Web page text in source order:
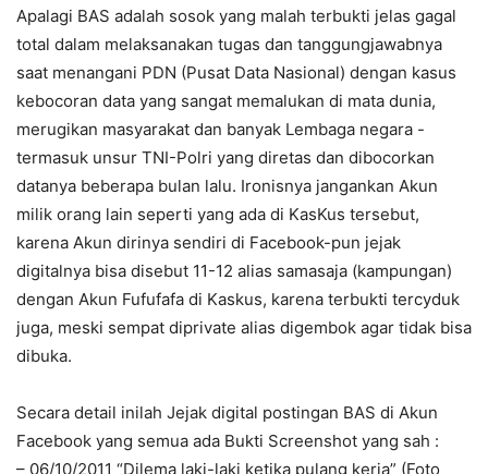
Apalagi BAS adalah sosok yang malah terbukti jelas gagal
total dalam melaksanakan tugas dan tanggungjawabnya
saat menangani PDN (Pusat Data Nasional) dengan kasus
kebocoran data yang sangat memalukan di mata dunia,
merugikan masyarakat dan banyak Lembaga negara -
termasuk unsur TNI-Polri yang diretas dan dibocorkan
datanya beberapa bulan lalu. Ironisnya jangankan Akun
milik orang lain seperti yang ada di KasKus tersebut,
karena Akun dirinya sendiri di Facebook-pun jejak
digitalnya bisa disebut 11-12 alias samasaja (kampungan)
dengan Akun Fufufafa di Kaskus, karena terbukti tercyduk
juga, meski sempat diprivate alias digembok agar tidak bisa
dibuka.
Secara detail inilah Jejak digital postingan BAS di Akun
Facebook yang semua ada Bukti Screenshot yang sah :
– 06/10/2011 “Dilema laki-laki ketika pulang kerja” (Foto